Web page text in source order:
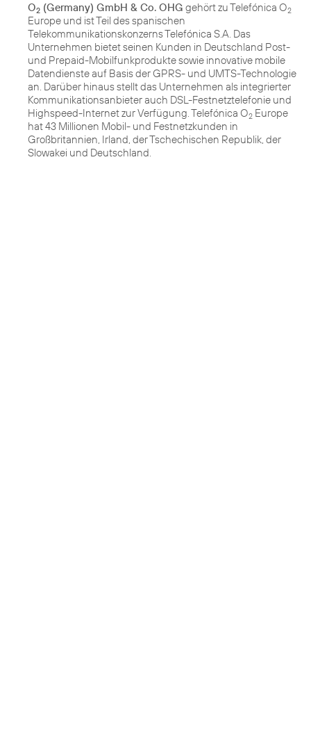
O2 (Germany) GmbH & Co. OHG gehört zu Telefónica O2
Europe und ist Teil des spanischen
Telekommunikationskonzerns Telefónica S.A. Das
Unternehmen bietet seinen Kunden in Deutschland Post-
und Prepaid-Mobilfunkprodukte sowie innovative mobile
Datendienste auf Basis der GPRS- und UMTS-Technologie
an. Darüber hinaus stellt das Unternehmen als integrierter
Kommunikationsanbieter auch DSL-Festnetztelefonie und
Highspeed-Internet zur Verfügung. Telefónica O2 Europe
hat 43 Millionen Mobil- und Festnetzkunden in
Großbritannien, Irland, der Tschechischen Republik, der
Slowakei und Deutschland.